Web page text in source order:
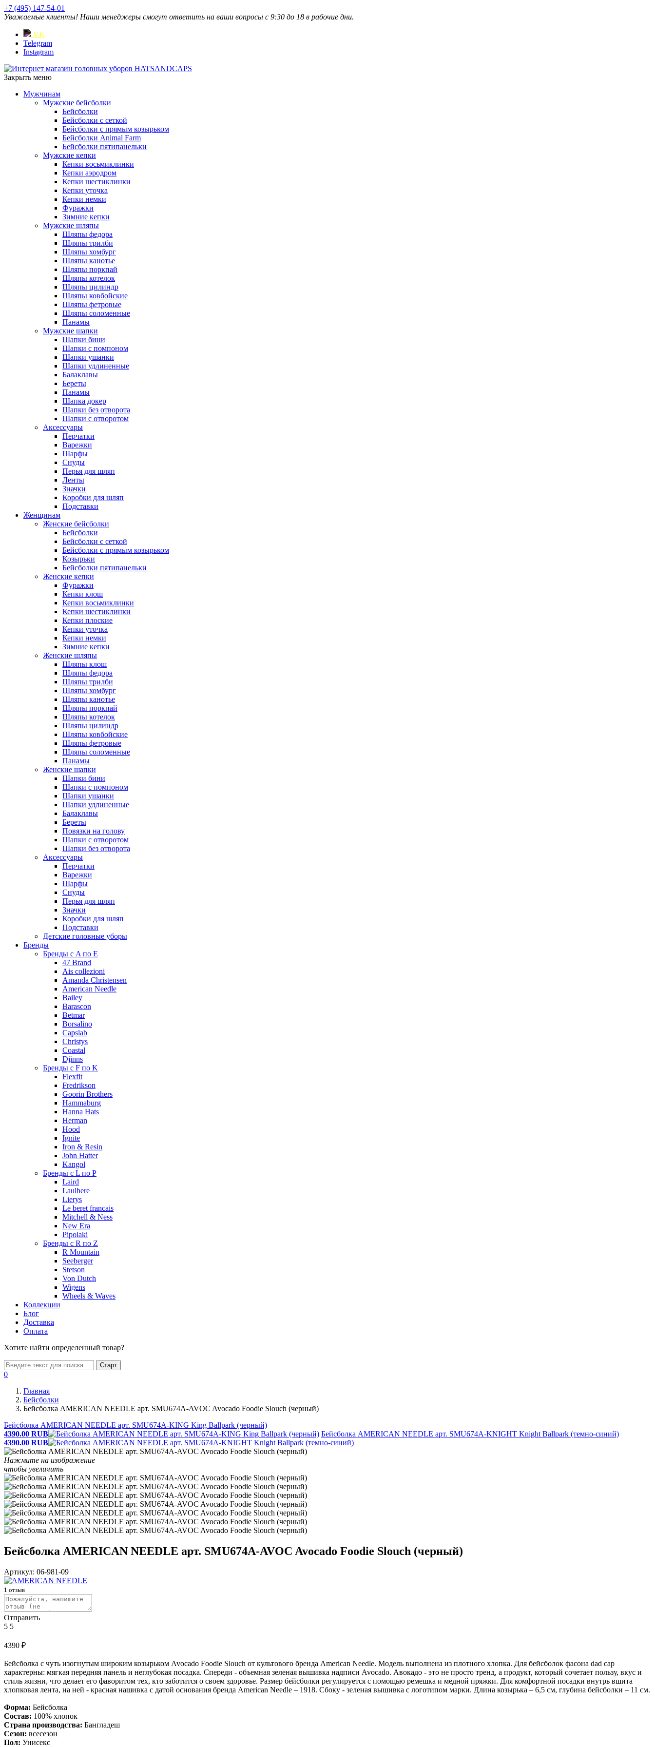
+7 (495) 147-54-01
Уважаемые клиенты! Наши менеджеры смогут ответить на ваши вопросы с 9:30 до 18 в рабочие дни.
VK
Telegram
Instagram
Закрыть меню
Мужчинам
Мужские бейсболки
Бейсболки
Бейсболки с сеткой
Бейсболки с прямым козырьком
Бейсболки Animal Farm
Бейсболки пятипанельки
Мужские кепки
Кепки восьмиклинки
Кепки аэродром
Кепки шестиклинки
Кепки уточка
Кепки немки
Фуражки
Зимние кепки
Мужские шляпы
Шляпы федора
Шляпы трилби
Шляпы хомбург
Шляпы канотье
Шляпы поркпай
Шляпы котелок
Шляпы цилиндр
Шляпы ковбойские
Шляпы фетровые
Шляпы соломенные
Панамы
Мужские шапки
Шапки бини
Шапки с помпоном
Шапки ушанки
Шапки удлиненные
Балаклавы
Береты
Панамы
Шапка докер
Шапки без отворота
Шапки с отворотом
Аксессуары
Перчатки
Варежки
Шарфы
Снуды
Перья для шляп
Ленты
Значки
Коробки для шляп
Подставки
Женщинам
Женские бейсболки
Бейсболки
Бейсболки с сеткой
Бейсболки с прямым козырьком
Козырьки
Бейсболки пятипанельки
Женские кепки
Фуражки
Кепки клош
Кепки восьмиклинки
Кепки шестиклинки
Кепки плоские
Кепки уточка
Кепки немки
Зимние кепки
Женские шляпы
Шляпы клош
Шляпы федора
Шляпы трилби
Шляпы хомбург
Шляпы канотье
Шляпы поркпай
Шляпы котелок
Шляпы цилиндр
Шляпы ковбойские
Шляпы фетровые
Шляпы соломенные
Панамы
Женские шапки
Шапки бини
Шапки с помпоном
Шапки ушанки
Шапки удлиненные
Балаклавы
Береты
Повязки на голову
Шапки с отворотом
Шапки без отворота
Аксессуары
Перчатки
Варежки
Шарфы
Снуды
Перья для шляп
Значки
Коробки для шляп
Подставки
Детские головные уборы
Бренды
Бренды с A по E
47 Brand
Ais collezioni
Amanda Christensen
American Needle
Bailey
Barascon
Betmar
Borsalino
Capslab
Christys
Coastal
Djinns
Бренды с F по K
Flexfit
Fredrikson
Goorin Brothers
Hammaburg
Hanna Hats
Herman
Hood
Ignite
Iron & Resin
John Hatter
Kangol
Бренды с L по P
Laird
Laulhere
Lierys
Le beret francais
Mitchell & Ness
New Era
Pipolaki
Бренды с R по Z
R Mountain
Seeberger
Stetson
Von Dutch
Wigens
Wheels & Waves
Коллекции
Блог
Доставка
Оплата
Хотите найти определенный товар?
Старт
0
Главная
Бейсболки
Бейсболка AMERICAN NEEDLE арт. SMU674A-AVOC Avocado Foodie Slouch (черный)
Бейсболка AMERICAN NEEDLE арт. SMU674A-KING King Ballpark (черный)
4390.00 RUB
Бейсболка AMERICAN NEEDLE арт. SMU674A-KNIGHT Knight Ballpark (темно-синий)
4390.00 RUB
Нажмите на изображение
чтобы увеличить
Бейсболка AMERICAN NEEDLE арт. SMU674A-AVOC Avocado Foodie Slouch (черный)
Артикул: 06-981-09
1 отзыв
Отправить
5 5
4390 ₽
Бейсболка с чуть изогнутым широким козырьком Avocado Foodie Slouch от культового бренда American Needle. Модель выполнена из плотного хлопка. Для бейсболок фасона dad cap
характерны: мягкая передняя панель и неглубокая посадка. Спереди - объемная зеленая вышивка надписи Avocado. Авокадо - это не просто тренд, а продукт, который сочетает пользу, вкус и
стиль жизни, что делает его фаворитом тех, кто заботится о своем здоровье. Размер бейсболки регулируется с помощью ремешка и медной пряжки. Для комфортной посадки внутрь вшита
хлопковая лента, на ней - красная нашивка с датой основания бренда American Needle – 1918. Сбоку - зеленая вышивка с логотипом марки. Длина козырька – 6,5 см, глубина бейсболки – 11 см.
Форма: Бейсболка
Состав: 100% хлопок
Страна производства: Бангладеш
Сезон: всесезон
Пол: Унисекс